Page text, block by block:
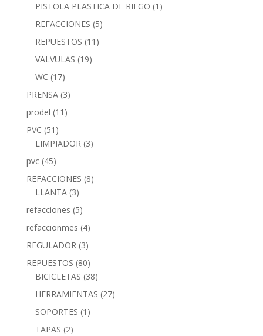
PISTOLA PLASTICA DE RIEGO (1)
REFACCIONES (5)
REPUESTOS (11)
VALVULAS (19)
WC (17)
PRENSA (3)
prodel (11)
PVC (51)
LIMPIADOR (3)
pvc (45)
REFACCIONES (8)
LLANTA (3)
refacciones (5)
refaccionmes (4)
REGULADOR (3)
REPUESTOS (80)
BICICLETAS (38)
HERRAMIENTAS (27)
SOPORTES (1)
TAPAS (2)